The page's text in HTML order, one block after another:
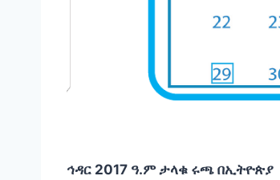
ኅዳር 2017 ዓ.ም ታላቁ ሩጫ በኢትዮጵያ